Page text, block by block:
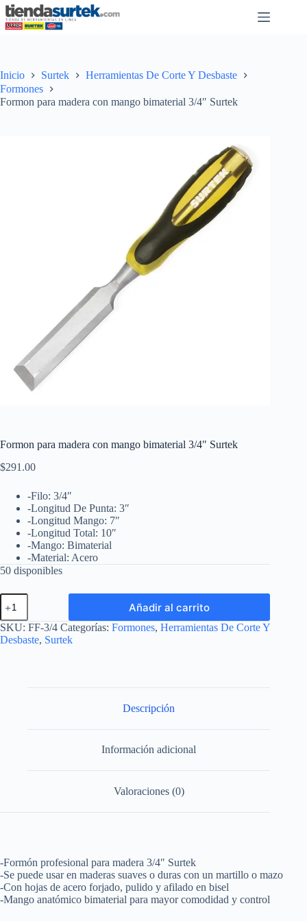
Saltar
al
contenido
Inicio Surtek
Herramientas De Corte Y Desbaste
Formones
Formon para madera con mango bimaterial 3/4″ Surtek
Formon para madera con mango bimaterial 3/4″ Surtek
$291.00
-Filo: 3/4″
-Longitud De Punta: 3″
-Longitud Mango: 7″
-Longitud Total: 10″
-Mango: Bimaterial
-Material: Acero
50 disponibles
Formon
para
madera
con
mango
cantidad
Añadir al carrito
SKU: FF-3/4 Categorías: Formones, Herramientas De Corte Y
Desbaste, Surtek
Descripción
Información adicional
Valoraciones (0)
-Formón profesional para madera 3/4″ Surtek
-Se puede usar en maderas suaves o duras con un martillo o mazo
-Con hojas de acero forjado, pulido y afilado en bisel
-Mango anatómico bimaterial para mayor comodidad y control